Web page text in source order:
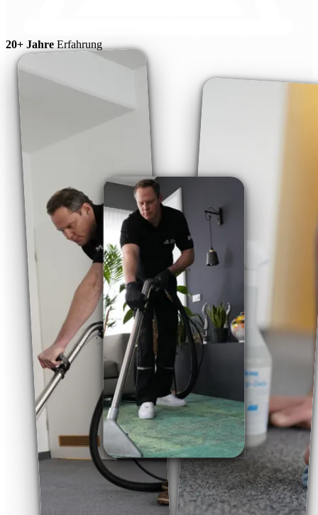
20+ Jahre Erfahrung